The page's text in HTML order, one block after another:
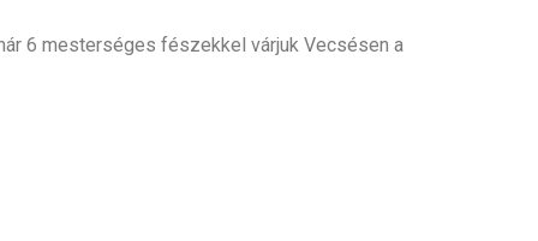
6 mesterséges fészekkel várjuk Vecsésen a